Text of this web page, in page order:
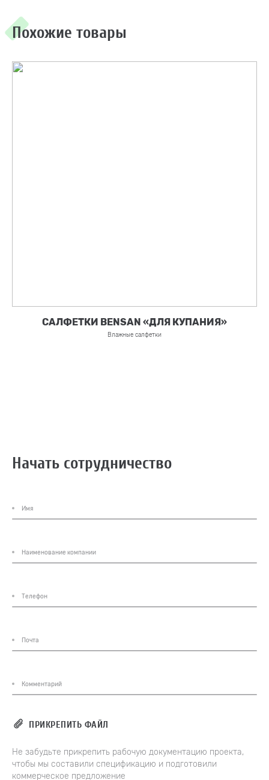
Похожие товары
САЛФЕТКИ BENSAN «ДЛЯ КУПАНИЯ»
Влажные салфетки
Начать сотрудничество
ПРИКРЕПИТЬ ФАЙЛ
Не забудьте прикрепить рабочую документацию проекта,
чтобы мы составили спецификацию и подготовили
коммерческое предложение